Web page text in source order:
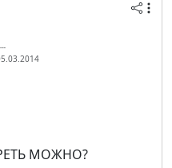
МОЖНО?